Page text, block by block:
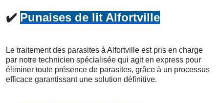
✔️ Punaises de lit Alfortville
Le traitement des parasites à Alfortville est pris en charge
par notre technicien spécialisée qui agit en express pour
éliminer toute présence de parasites, grâce à un processus
efficace garantissant une solution définitive.